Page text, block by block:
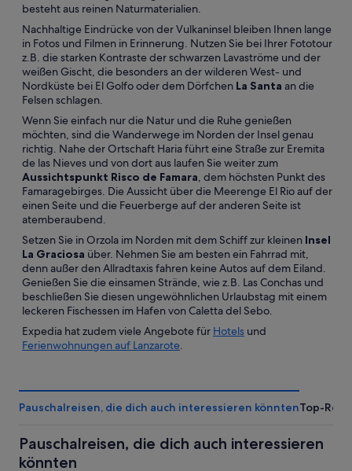
besteht aus reinen Naturmaterialien.
Nachhaltige Eindrücke von der Vulkaninsel bleiben Ihnen lange
in Fotos und Filmen in Erinnerung. Nutzen Sie bei Ihrer Fototour
z.B. die starken Kontraste der schwarzen Lavaströme und der
weißen Gischt, die besonders an der wilderen West- und
Nordküste bei El Golfo oder dem Dörfchen La Santa an die
Felsen schlagen.
Wenn Sie einfach nur die Natur und die Ruhe genießen
möchten, sind die Wanderwege im Norden der Insel genau
richtig. Nahe der Ortschaft Haria führt eine Straße zur Eremita
de las Nieves und von dort aus laufen Sie weiter zum
Aussichtspunkt Risco de Famara, dem höchsten Punkt des
Famaragebirges. Die Aussicht über die Meerenge El Rio auf der
einen Seite und die Feuerberge auf der anderen Seite ist
atemberaubend.
Setzen Sie in Orzola im Norden mit dem Schiff zur kleinen Insel
La Graciosa über. Nehmen Sie am besten ein Fahrrad mit,
denn außer den Allradtaxis fahren keine Autos auf dem Eiland.
Genießen Sie die einsamen Strände, wie z.B. Las Conchas und
beschließen Sie diesen ungewöhnlichen Urlaubstag mit einem
leckeren Fischessen im Hafen von Caletta del Sebo.
Expedia hat zudem viele Angebote für Hotels und
Ferienwohnungen auf Lanzarote.
Pauschalreisen, die dich auch interessieren könntenTop-
Pauschalreisen, die dich auch interessieren
könnten